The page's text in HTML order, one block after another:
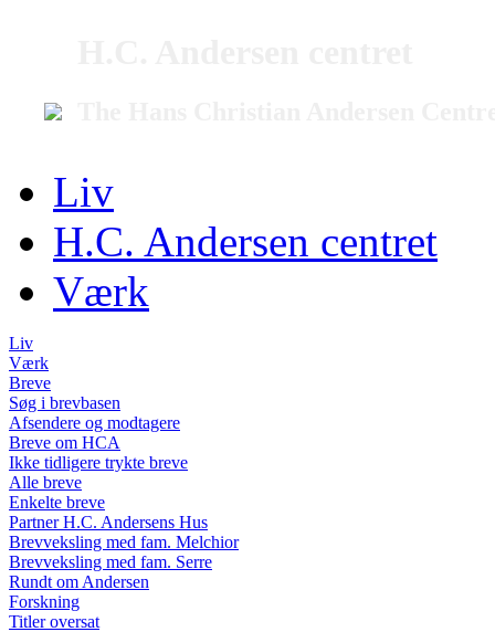
Liv
H.C. Andersen centret
Værk
Liv
Værk
Breve
Søg i brevbasen
Afsendere og modtagere
Breve om HCA
Ikke tidligere trykte breve
Alle breve
Enkelte breve
Partner H.C. Andersens Hus
Brevveksling med fam. Melchior
Brevveksling med fam. Serre
Rundt om Andersen
Forskning
Titler oversat